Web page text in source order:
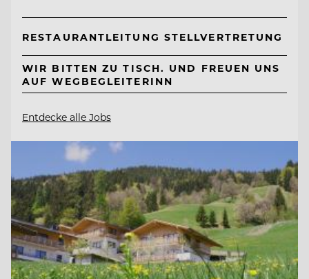
RESTAURANTLEITUNG STELLVERTRETUNG
WIR BITTEN ZU TISCH. UND FREUEN UNS
AUF WEGBEGLEITERINN
Entdecke alle Jobs